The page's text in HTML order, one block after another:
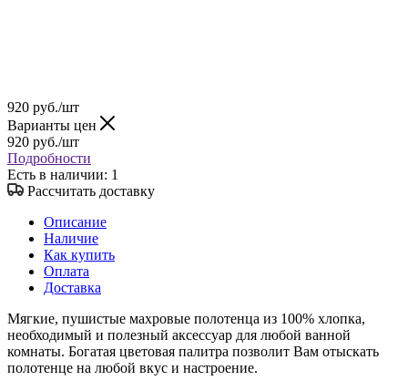
920 руб./шт
Варианты цен
920 руб./шт
Подробности
Есть в наличии: 1
Рассчитать доставку
Описание
Наличие
Как купить
Оплата
Доставка
Мягкие, пушистые махровые полотенца из 100% хлопка,
необходимый и полезный аксессуар для любой ванной
комнаты. Богатая цветовая палитра позволит Вам отыскать
полотенце на любой вкус и настроение.